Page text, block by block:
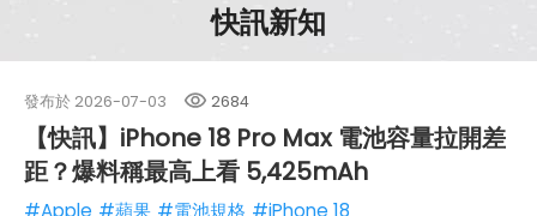
快訊新知
發布於 2026-07-03 2684
【快訊】iPhone 18 Pro Max 電池容量拉開差
距？爆料稱最高上看 5,425mAh
#Apple #蘋果 #電池規格 #iPhone 18